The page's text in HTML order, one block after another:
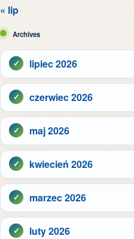
« lip
Archives
lipiec 2026
czerwiec 2026
maj 2026
kwiecień 2026
marzec 2026
luty 2026